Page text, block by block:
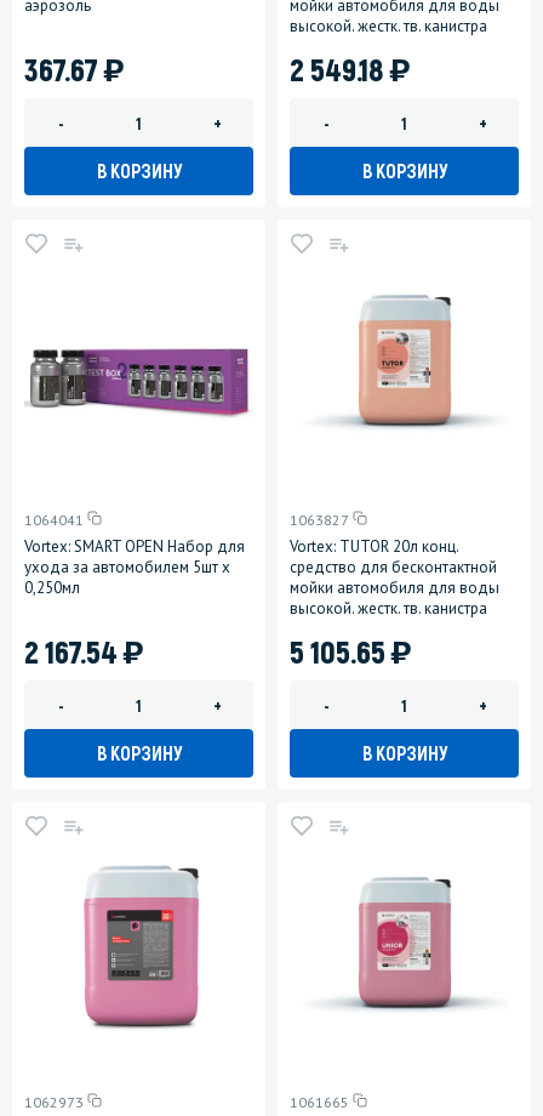
аэрозоль
367.67)
- +
В КОРЗИНУ
мойки автомобиля для воды
высокой. жестк. тв. канистра
2 549.18)
- +
В КОРЗИНУ
1064041
Vortex: SMART OPEN Набор для
ухода за автомобилем 5шт х
0,250мл
2 167.54)
- +
В КОРЗИНУ
1063827
Vortex: TUTOR 20л конц.
средство для бесконтактной
мойки автомобиля для воды
высокой. жестк. тв. канистра
5 105.65)
- +
В КОРЗИНУ
1062973 1061665